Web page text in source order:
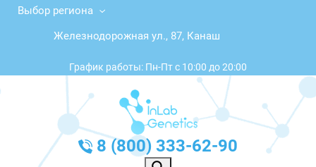
Выбор региона
Железнодорожная ул., 87, Канаш
График работы: Пн-Пт с 10:00 до 20:00
8 (800) 333-62-90